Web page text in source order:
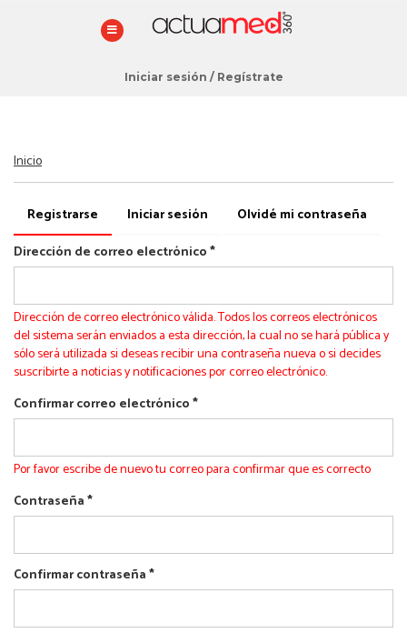
Iniciar sesión / Regístrate
Estás
aquí
Inicio
Solapas
principales
Registrarse (solapa
activa)
Iniciar sesión
Olvidé mi contraseña
Dirección de correo electrónico*
Dirección de correo electrónico válida. Todos los correos electrónicos
del sistema serán enviados a esta dirección, la cual no se hará pública y
sólo será utilizada si deseas recibir una contraseña nueva o si decides
suscribirte a noticias y notificaciones por correo electrónico.
Confirmar correo electrónico*
Por favor escribe de nuevo tu correo para confirmar que es correcto
Contraseña*
Confirmar contraseña*